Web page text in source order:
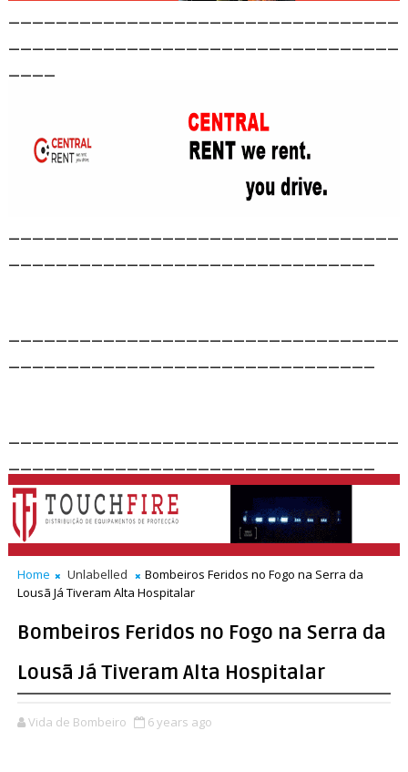
Home Unlabelled
Bombeiros Feridos no Fogo na Serra da
Lousã Já Tiveram Alta Hospitalar
Bombeiros Feridos no Fogo na Serra da
Lousã Já Tiveram Alta Hospitalar
Vida de Bombeiro 6 years ago